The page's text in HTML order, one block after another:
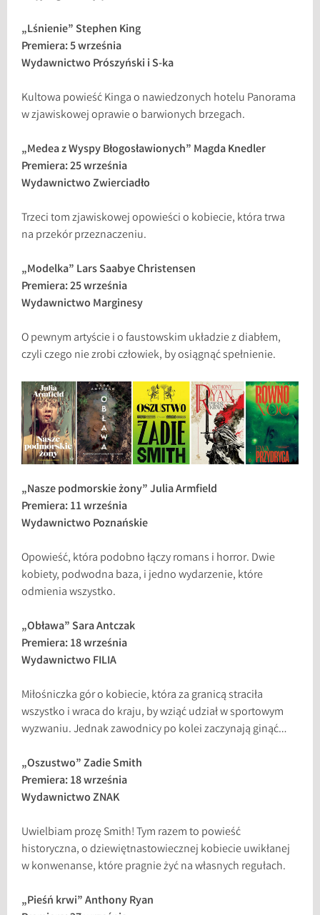
„Lśnienie” Stephen King
Premiera: 5 września
Wydawnictwo Prószyński i S-ka
Kultowa powieść Kinga o nawiedzonych hotelu Panorama
w zjawiskowej oprawie o barwionych brzegach.
„Medea z Wyspy Błogosławionych” Magda Knedler
Premiera: 25 września
Wydawnictwo Zwierciadło
Trzeci tom zjawiskowej opowieści o kobiecie, która trwa
na przekór przeznaczeniu.
„Modelka” Lars Saabye Christensen
Premiera: 25 września
Wydawnictwo Marginesy
O pewnym artyście i o faustowskim układzie z diabłem,
czyli czego nie zrobi człowiek, by osiągnąć spełnienie.
„Nasze podmorskie żony” Julia Armfield
Premiera: 11 września
Wydawnictwo Poznańskie
Opowieść, która podobno łączy romans i horror. Dwie
kobiety, podwodna baza, i jedno wydarzenie, które
odmienia wszystko.
„Obława” Sara Antczak
Premiera: 18 września
Wydawnictwo FILIA
Miłośniczka gór o kobiecie, która za granicą straciła
wszystko i wraca do kraju, by wziąć udział w sportowym
wyzwaniu. Jednak zawodnicy po kolei zaczynają ginąć…
„Oszustwo” Zadie Smith
Premiera: 18 września
Wydawnictwo ZNAK
Uwielbiam prozę Smith! Tym razem to powieść
historyczna, o dziewiętnastowiecznej kobiecie uwikłanej
w konwenanse, które pragnie żyć na własnych regułach.
„Pieśń krwi” Anthony Ryan